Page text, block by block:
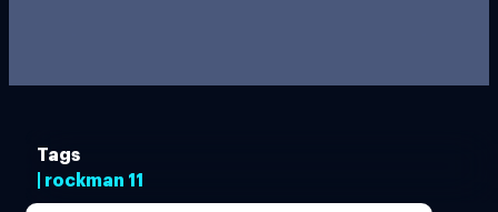
Tags
| rockman 11